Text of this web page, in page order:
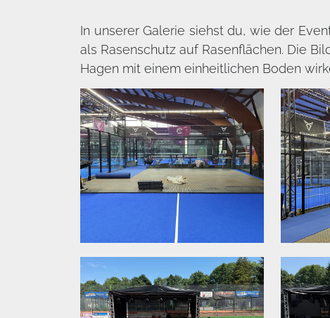
In unserer Galerie siehst du, wie der
als Rasenschutz auf Rasenflächen. Die
Hagen mit einem einheitlichen Boden